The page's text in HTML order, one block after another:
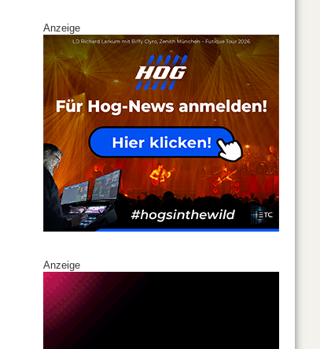
Anzeige
Anzeige